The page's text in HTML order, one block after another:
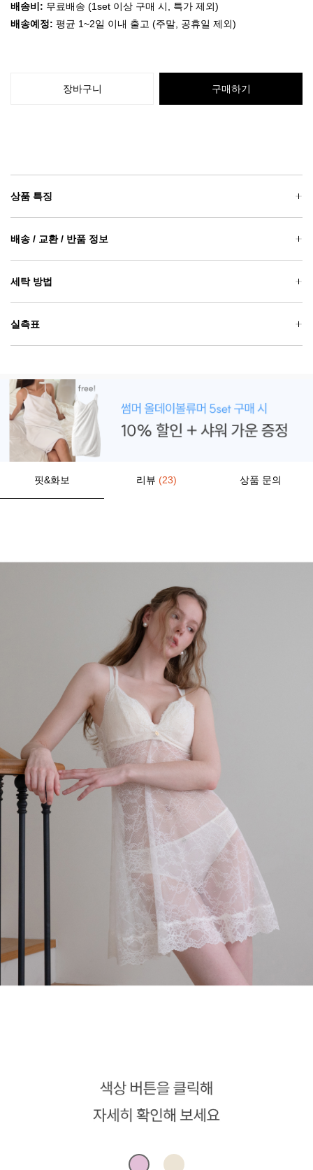
배송비: 무료배송 (1set 이상 구매 시, 특가 제외)
배송예정: 평균 1~2일 이내 출고 (주말, 공휴일 제외)
장바구니 구매하기
상품 특징
배송 / 교환 / 반품 정보
세탁 방법
실측표
핏&화보 리뷰 (23) 상품 문의